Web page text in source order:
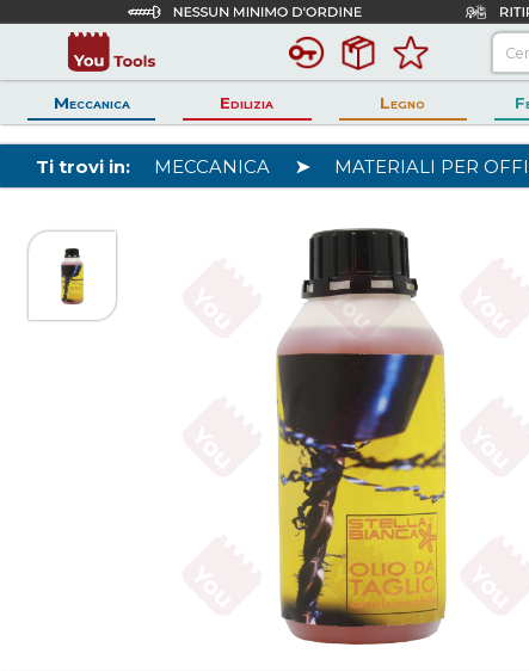
Meccanica Edilizia Legno
Ti trovi in: MECCANICA ➤ MATERIALI PER